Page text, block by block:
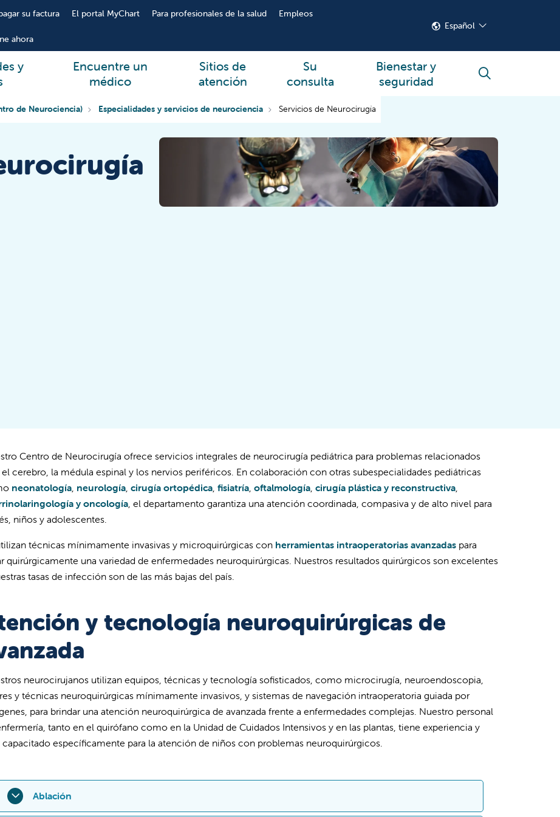
su factura El portal MyChart Para profesionales de la salud Empleos
ahora
Español
y
Encuentre un
médico
Sitios de
atención
Su
consulta
Bienestar y
seguridad
buscar
de Neurociencia) Especialidades y servicios de neurociencia Servicios de Neurocirugía
Centro de Neurocirugía ofrece servicios integrales de neurocirugía pediátrica para problemas relacionados
cerebro, la médula espinal y los nervios periféricos. En colaboración con otras subespecialidades pediátricas
neonatología neurología cirugía ortopédica fisiatría oftalmología cirugía plástica y reconstructiva
y oncología , el departamento garantiza una atención coordinada, compasiva y de alto nivel para
niños y adolescentes.
técnicas mínimamente invasivas y microquirúrgicas con herramientas intraoperatorias avanzadas para
quirúrgicamente una variedad de enfermedades neuroquirúrgicas. Nuestros resultados quirúrgicos son excelentes
tasas de infección son de las más bajas del país.
y tecnología neuroquirúrgicas de
neurocirujanos utilizan equipos, técnicas y tecnología sofisticados, como microcirugía, neuroendoscopia,
y técnicas neuroquirúrgicas mínimamente invasivos, y sistemas de navegación intraoperatoria guiada por
para brindar una atención neuroquirúrgica de avanzada frente a enfermedades complejas. Nuestro personal
tanto en el quirófano como en la Unidad de Cuidados Intensivos y en las plantas, tiene experiencia y
capacitado específicamente para la atención de niños con problemas neuroquirúrgicos.
Ablación